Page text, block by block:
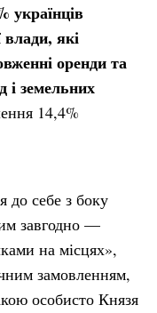
українців
які
оренди та
і земельних
14,4%
себе з боку
завгодно —
на місцях»,
замовленням,
особисто Князя